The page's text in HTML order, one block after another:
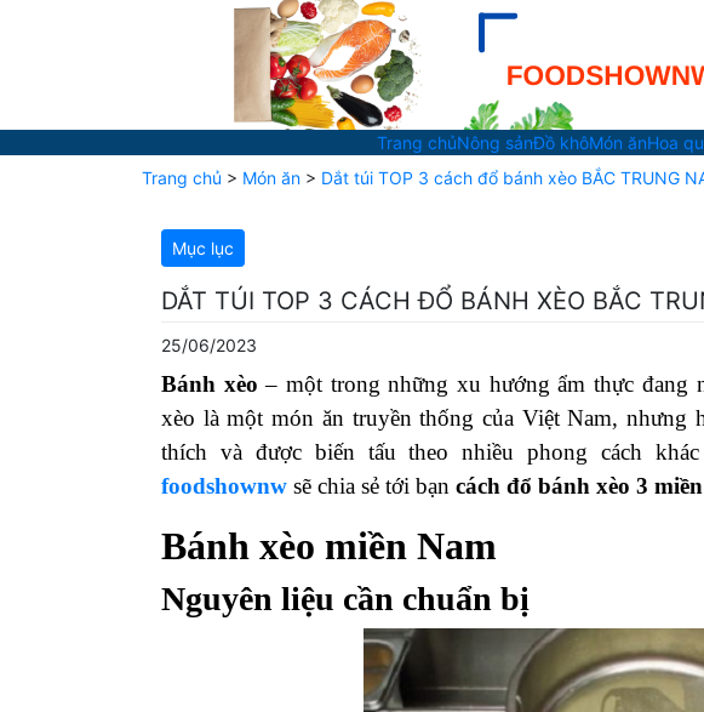
Trang chủNông sảnĐồ khôMón ănHoa
Trang chủ > Món ăn > Dắt túi TOP 3 cách đổ bánh xèo BẮC TRUNG
Mục lục
DẮT TÚI TOP 3 CÁCH ĐỔ BÁNH XÈO BẮC
25/06/2023
Bánh xèo – một trong những xu hướng ẩm thực đang
xèo là một món ăn truyền thống của Việt Nam, nhưng
thích và được biến tấu theo nhiều phong cách
foodshownw sẽ chia sẻ tới bạn cách đổ bánh xèo 3
Bánh xèo miền Nam
Nguyên liệu cần chuẩn bị